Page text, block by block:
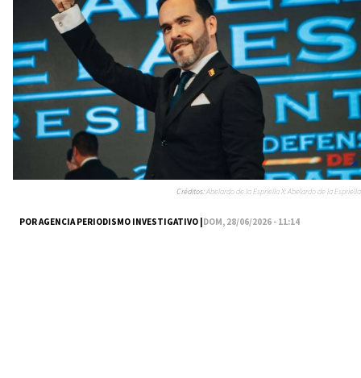
POR AGENCIA PERIODISMO INVESTIGATIVO |DOM, 28/06/2026 - 11:14
Créditos:Abelardo de la Espriella X: Abelardo de la Espriella